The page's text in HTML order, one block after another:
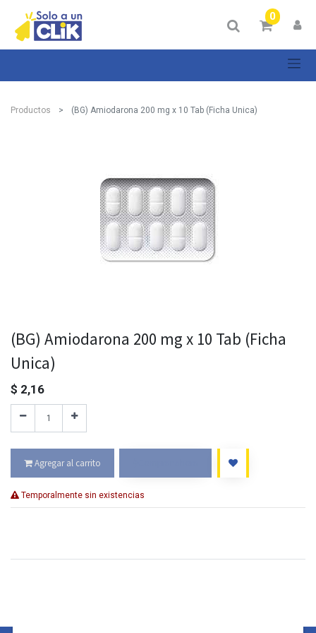
0
Productos (BG) Amiodarona 200 mg x 10 Tab (Ficha Unica)
(BG) Amiodarona 200 mg x 10 Tab (Ficha
Unica)
$ 2,16
Agregar al carrito
Temporalmente sin existencias